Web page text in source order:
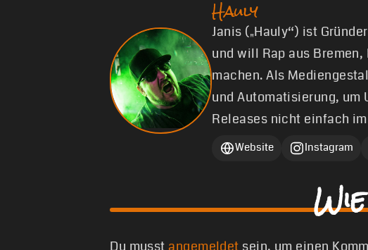
Hauly
Janis („Hauly“) ist
und will Rap aus
machen. Als
und Automatisierung, um
Releases nicht einfach
Website Instagram